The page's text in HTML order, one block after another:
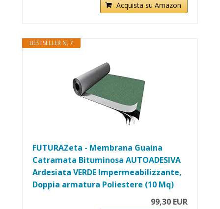
Acquista su Amazon
BESTSELLER N. 7
FUTURAZeta - Membrana Guaina
Catramata Bituminosa AUTOADESIVA
Ardesiata VERDE Impermeabilizzante,
Doppia armatura Poliestere (10 Mq)
99,30 EUR